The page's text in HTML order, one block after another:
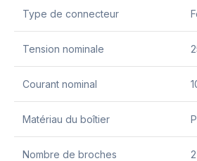
Type de connecteur
Tension nominale
Courant nominal
Matériau du boîtier
Nombre de broches 2